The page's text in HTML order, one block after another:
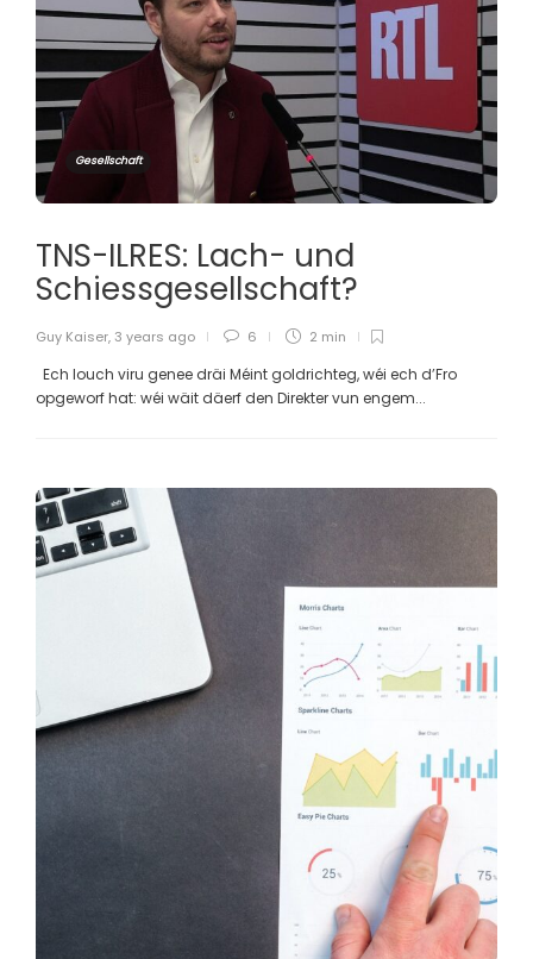
Gesellschaft
TNS-ILRES: Lach- und
Schiessgesellschaft?
Guy Kaiser, 3 years ago 6 2 min
Ech louch viru genee dräi Méint goldrichteg, wéi ech d’Fro
opgeworf hat: wéi wäit däerf den Direkter vun engem...